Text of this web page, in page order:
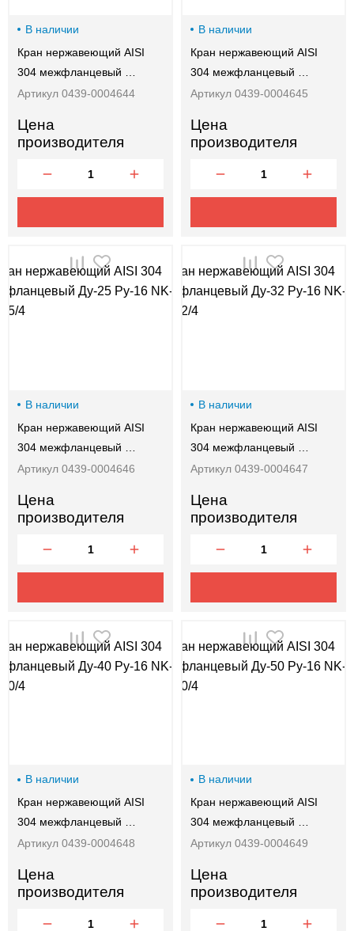
В наличии
Кран нержавеющий AISI
304 межфланцевый …
Артикул 0439-0004644
Цена
производителя
В наличии
Кран нержавеющий AISI
304 межфланцевый …
Артикул 0439-0004645
Цена
производителя
В наличии
Кран нержавеющий AISI
304 межфланцевый …
Артикул 0439-0004646
Цена
производителя
В наличии
Кран нержавеющий AISI
304 межфланцевый …
Артикул 0439-0004647
Цена
производителя
В наличии
Кран нержавеющий AISI
304 межфланцевый …
Артикул 0439-0004648
Цена
производителя
В наличии
Кран нержавеющий AISI
304 межфланцевый …
Артикул 0439-0004649
Цена
производителя